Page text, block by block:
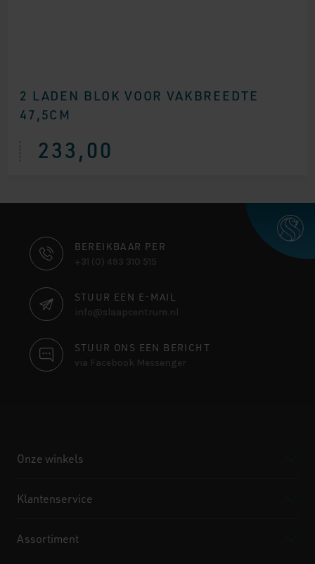
2 LADEN BLOK VOOR VAKBREEDTE
47,5CM
233,00
CONTACT
INFORMATIE
BEREIKBAAR PER
+31 (0) 493 310 515
STUUR EEN E-MAIL
info@slaapcentrum.nl
STUUR ONS EEN BERICHT
via Facebook Messenger
Onze winkels
Klantenservice
Assortiment